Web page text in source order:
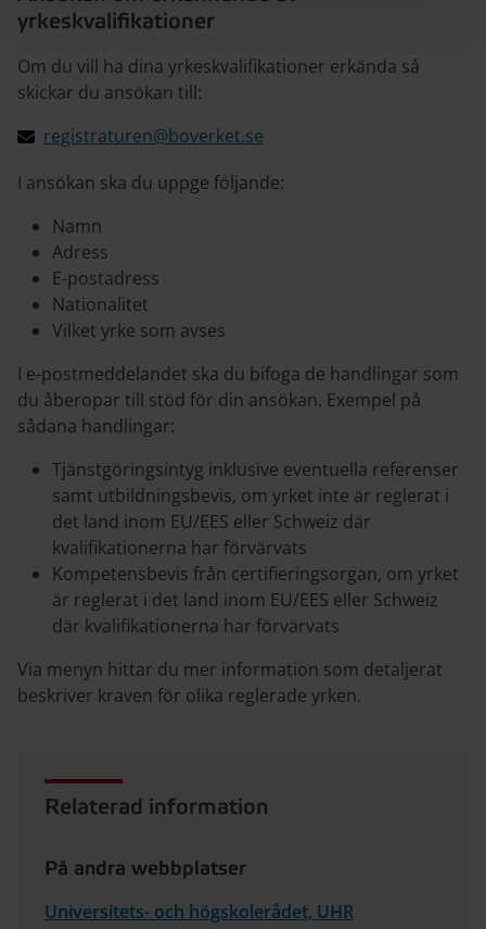
yrkeskvalifikationer
Om du vill ha dina yrkeskvalifikationer erkända så
skickar du ansökan till:
registraturen@boverket.se
I ansökan ska du uppge följande:
Namn
Adress
E-postadress
Nationalitet
Vilket yrke som avses
I e-postmeddelandet ska du bifoga de handlingar som
du åberopar till stöd för din ansökan. Exempel på
sådana handlingar:
Tjänstgöringsintyg inklusive eventuella referenser
samt utbildningsbevis, om yrket inte är reglerat i
det land inom EU/EES eller Schweiz där
kvalifikationerna har förvärvats
Kompetensbevis från certifieringsorgan, om yrket
är reglerat i det land inom EU/EES eller Schweiz
där kvalifikationerna har förvärvats
Via menyn hittar du mer information som detaljerat
beskriver kraven för olika reglerade yrken.
Relaterad information
På andra webbplatser
Universitets- och högskolerådet, UHR